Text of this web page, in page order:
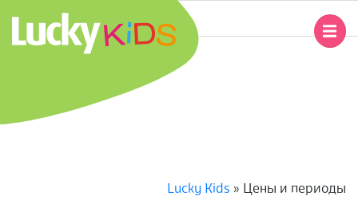
содержимому
U
Главное
навигационное
Lucky Kids » Цены и периоды